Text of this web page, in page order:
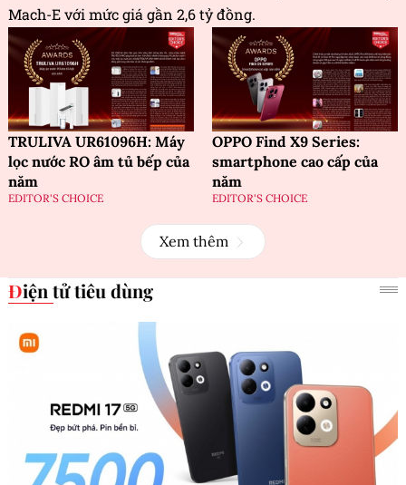
Mach-E với mức giá gần 2,6 tỷ đồng.
TRULIVA UR61096H: Máy
lọc nước RO âm tủ bếp của
năm
EDITOR'S CHOICE
OPPO Find X9 Series:
smartphone cao cấp của
năm
EDITOR'S CHOICE
Xem thêm
Điện tử tiêu dùng